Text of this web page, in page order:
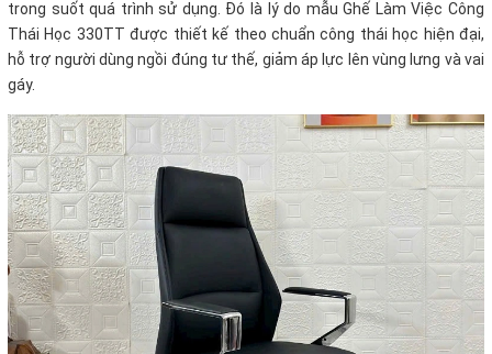
trong suốt quá trình sử dụng. Đó là lý do mẫu Ghế Làm Việc Công
Thái Học 330TT được thiết kế theo chuẩn công thái học hiện đại,
hỗ trợ người dùng ngồi đúng tư thế, giảm áp lực lên vùng lưng và vai
gáy.